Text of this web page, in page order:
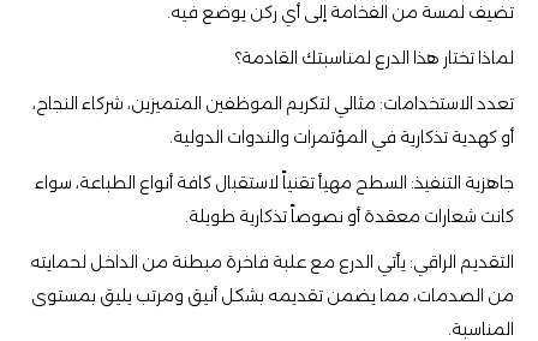
تضيف لمسة من الفخامة إلى أي ركن يوضع فيه.
​لماذا تختار هذا الدرع لمناسبتك القادمة؟
​تعدد الاستخدامات: مثالي لتكريم الموظفين المتميزين، شركاء النجاح،
أو كهدية تذكارية في المؤتمرات والندوات الدولية.
​جاهزية التنفيذ: السطح مهيأ تقنياً لاستقبال كافة أنواع الطباعة، سواء
كانت شعارات معقدة أو نصوصاً تذكارية طويلة.
​التقديم الراقي: يأتي الدرع مع علبة فاخرة مبطنة من الداخل لحمايته
من الصدمات، مما يضمن تقديمه بشكل أنيق ومرتب يليق بمستوى
المناسبة.